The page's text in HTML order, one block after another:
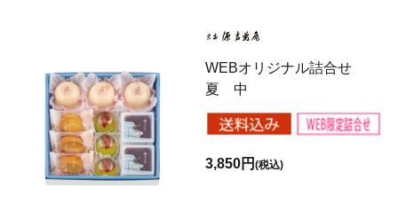
WEBオリジナル詰合せ
夏 中
3,850円(税込)